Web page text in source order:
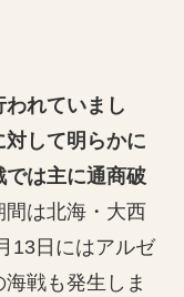
れていまし
して明らかに
は主に通商破
は北海・大西
13日にはアルゼ
戦も発生しま